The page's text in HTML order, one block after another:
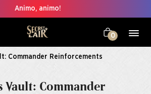
Animo, animo!
0
Commander Reinforcements
Vault: Commander